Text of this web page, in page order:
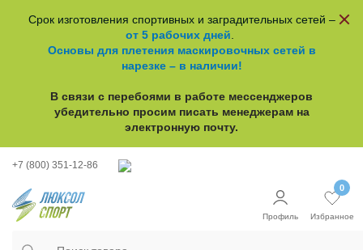
Срок изготовления спортивных и заградительных сетей –
от 5 рабочих дней
Основы для плетения маскировочных сетей в
нарезке – в наличии!
В связи с перебоями в работе мессенджеров
убедительно просим писать менеджерам на
электронную почту.
+7 (800) 351-12-86
Профиль
0
Избранное